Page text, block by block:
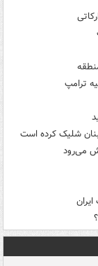
ترامپ
می‌رود